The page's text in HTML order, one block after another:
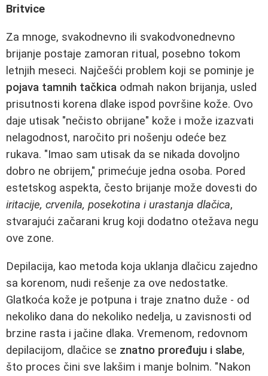
Britvice
Za mnoge, svakodnevno ili svakodvonednevno
brijanje postaje zamoran ritual, posebno tokom
letnjih meseci. Najčešći problem koji se pominje je
pojava tamnih tačkica odmah nakon brijanja, usled
prisutnosti korena dlake ispod površine kože. Ovo
daje utisak "nečisto obrijane" kože i može izazvati
nelagodnost, naročito pri nošenju odeće bez
rukava. "Imao sam utisak da se nikada dovoljno
dobro ne obrijem," primećuje jedna osoba. Pored
estetskog aspekta, često brijanje može dovesti do
iritacije, crvenila, posekotina i urastanja dlačica,
stvarajući začarani krug koji dodatno otežava negu
ove zone.
Depilacija, kao metoda koja uklanja dlačicu zajedno
sa korenom, nudi rešenje za ove nedostatke.
Glatkoća kože je potpuna i traje znatno duže - od
nekoliko dana do nekoliko nedelja, u zavisnosti od
brzine rasta i jačine dlaka. Vremenom, redovnom
depilacijom, dlačice se znatno proređuju i slabe,
što proces čini sve lakšim i manje bolnim. "Nakon